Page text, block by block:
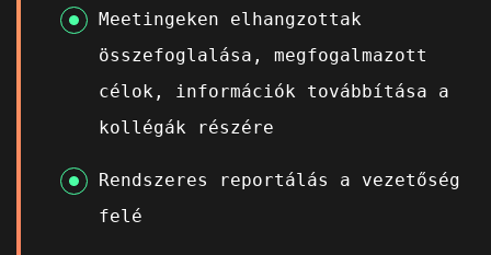
Meetingeken elhangzottak
összefoglalása, megfogalmazott
célok, információk továbbítása a
kollégák részére
Rendszeres reportálás a vezetőség
felé